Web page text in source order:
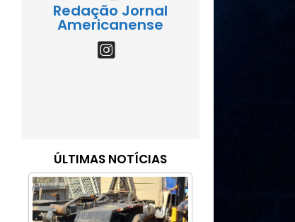
Redação Jornal
Americanense
ÚLTIMAS NOTÍCIAS